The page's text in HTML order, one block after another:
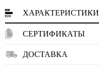
ХАРАКТЕРИСТИКИ
СЕРТИФИКАТЫ
ДОСТАВКА